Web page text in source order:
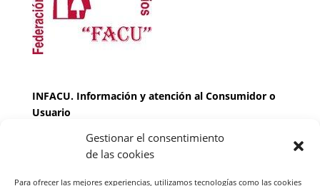
Gestionar el consentimiento
de las cookies
Para ofrecer las mejores experiencias, utilizamos tecnologías como las cookies
INFACU. Información y atención al Consumidor o
Usuario
MARTES Y JUEVES de17:00 a 20 horas